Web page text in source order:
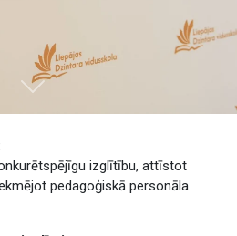
Tālāk
izglītību, attīstot
pedagoģiskā personāla